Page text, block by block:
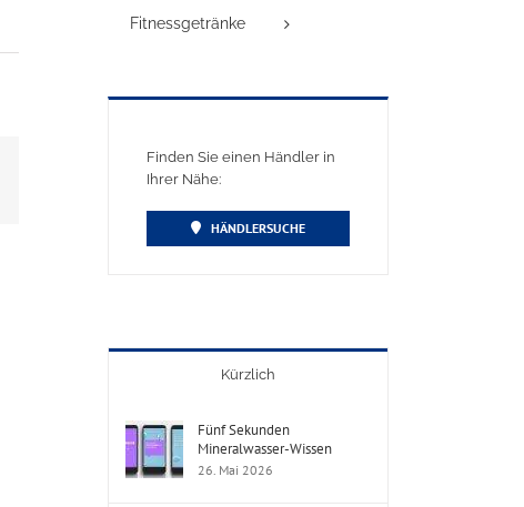
Fitnessgetränke
Finden Sie einen Händler in
Ihrer Nähe:
HÄNDLERSUCHE
Kürzlich
Fünf Sekunden
Mineralwasser-Wissen
26. Mai 2026